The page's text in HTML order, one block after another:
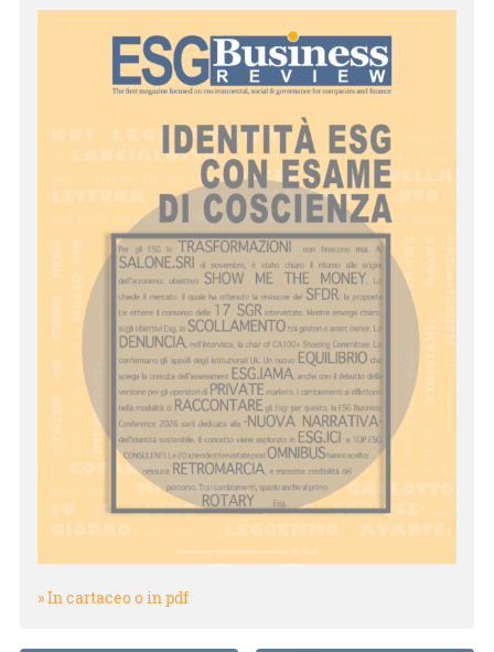
» In cartaceo o in pdf